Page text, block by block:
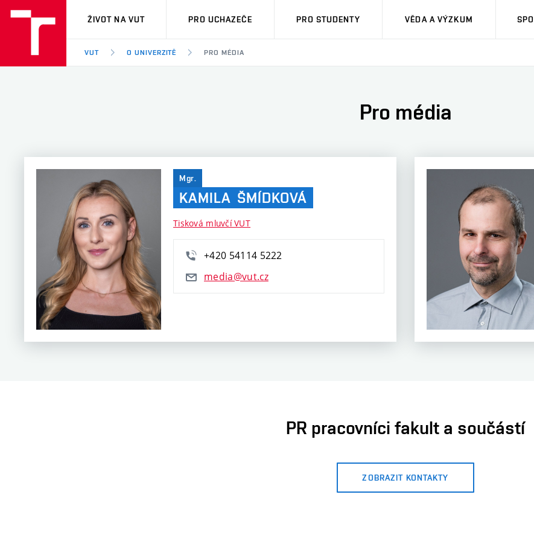
VUT
ŽIVOT NA VUT PRO UCHAZEČE PRO STUDENTY VĚDA A VÝZKUM
VUT O UNIVERZITĚ PRO MÉDIA
Pro média
Mgr.
KAMILA ŠMÍDKOVÁ
Tisková mluvčí VUT
+420 54114 5222
media@vut.cz
PR pracovníci fakult a součástí
ZOBRAZIT KONTAKTY